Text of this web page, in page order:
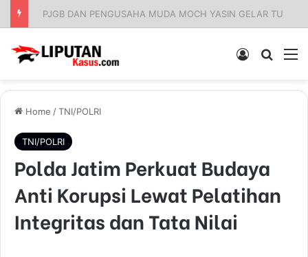
Apresiasi Pengadilan Tinggi Surabaya: Respons Cepat Gugatan Banding Perdata Sumenep, Harapan Pencari Keadilan
Log In
Home /TNI/POLRI
TNI/POLRI
Polda Jatim Perkuat Budaya
Anti Korupsi Lewat Pelatihan
Integritas dan Tata Nilai